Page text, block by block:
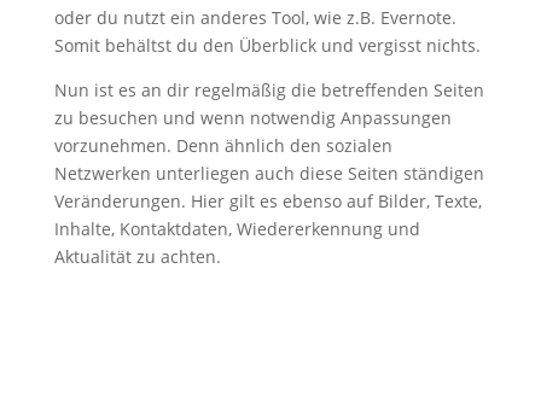
oder du nutzt ein anderes Tool, wie z.B. Evernote.
Somit behältst du den Überblick und vergisst nichts.
Nun ist es an dir regelmäßig die betreffenden Seiten
zu besuchen und wenn notwendig Anpassungen
vorzunehmen. Denn ähnlich den sozialen
Netzwerken unterliegen auch diese Seiten ständigen
Veränderungen. Hier gilt es ebenso auf Bilder, Texte,
Inhalte, Kontaktdaten, Wiedererkennung und
Aktualität zu achten.